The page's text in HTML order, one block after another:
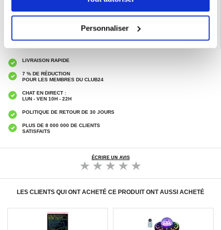
Personnaliser
LIVRAISON RAPIDE
7 % DE RÉDUCTION
POUR LES MEMBRES DU CLUB24
CHAT EN DIRECT :
LUN - VEN 10H - 22H
POLITIQUE DE RETOUR DE 30 JOURS
PLUS DE 8 000 000 DE CLIENTS
SATISFAITS
ÉCRIRE UN AVIS
LES CLIENTS QUI ONT ACHETÉ CE PRODUIT ONT AUSSI ACHETÉ